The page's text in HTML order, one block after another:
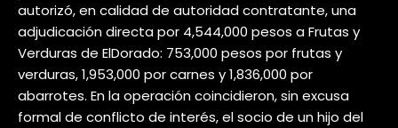
autorizó, en calidad de autoridad contratante, una
adjudicación directa por 4,544,000 pesos a Frutas y
Verduras de ElDorado: 753,000 pesos por frutas y
verduras, 1,953,000 por carnes y 1,836,000 por
abarrotes. En la operación coincidieron, sin excusa
formal de conflicto de interés, el socio de un hijo del